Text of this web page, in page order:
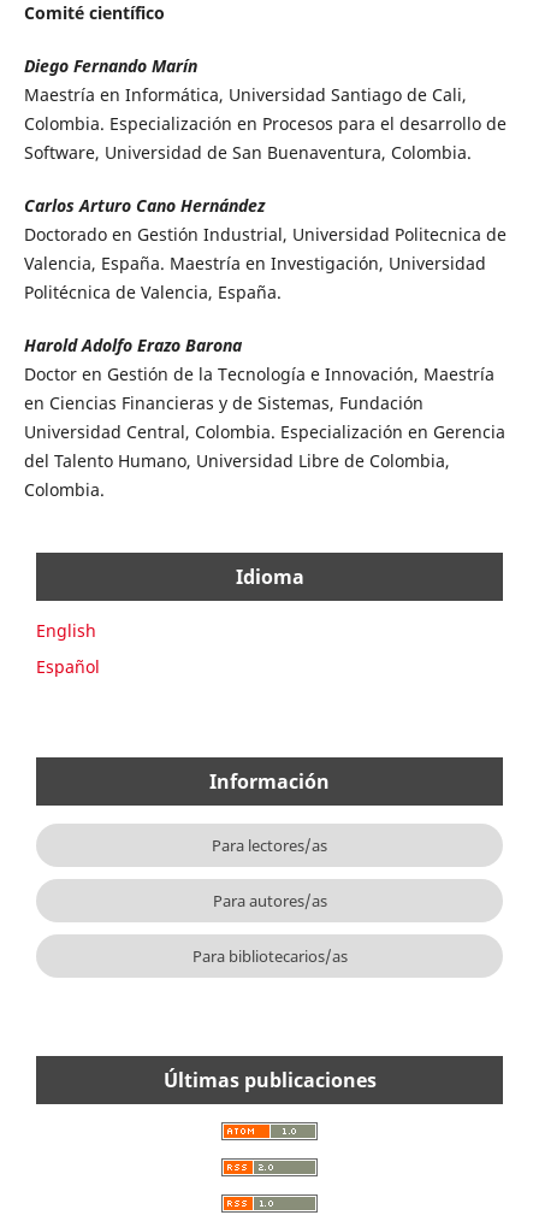
Comité científico
Diego Fernando Marín
Maestría en Informática, Universidad Santiago de Cali,
Colombia. Especialización en Procesos para el desarrollo de
Software, Universidad de San Buenaventura, Colombia.
Carlos Arturo Cano Hernández
Doctorado en Gestión Industrial, Universidad Politecnica de
Valencia, España. Maestría en Investigación, Universidad
Politécnica de Valencia, España.
Harold Adolfo Erazo Barona
Doctor en Gestión de la Tecnología e Innovación, Maestría
en Ciencias Financieras y de Sistemas, Fundación
Universidad Central, Colombia. Especialización en Gerencia
del Talento Humano, Universidad Libre de Colombia,
Colombia.
Idioma
English
Español
Información
Para lectores/as
Para autores/as
Para bibliotecarios/as
Últimas publicaciones